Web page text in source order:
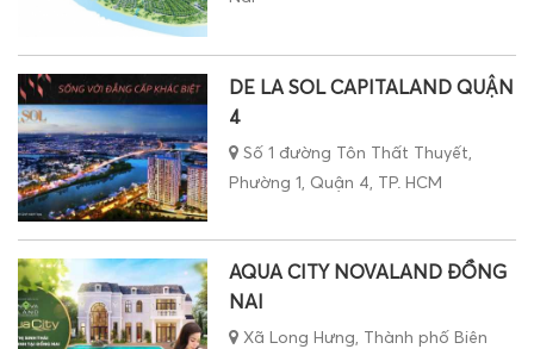
DE LA SOL CAPITALAND QUẬN
4
Số 1 đường Tôn Thất Thuyết,
Phường 1, Quận 4, TP. HCM
AQUA CITY NOVALAND ĐỒNG
NAI
Xã Long Hưng, Thành phố Biên